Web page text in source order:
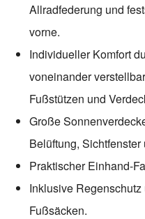
Allradfederung und
vorne.
Individueller Komfort
voneinander
Fußstützen und
Große
Belüftung,
Praktischer Einhand-
Inklusive
Fußsäcken.